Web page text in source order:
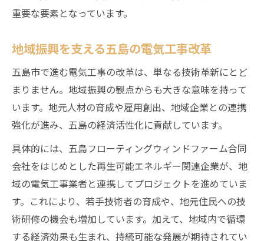
重要な要素となっています。
地域振興を支える五島の電気工事改革
五島市で進む電気工事の改革は、単なる技術革新にとど
まりません。地域振興の観点からも大きな意味を持って
います。地元人材の育成や雇用創出、地域企業との連携
強化が進み、五島の経済活性化に貢献しています。
具体的には、五島フローティングウィンドファーム合同
会社をはじめとした再生可能エネルギー関連企業が、地
域の電気工事業者と連携してプロジェクトを進めていま
す。これにより、若手技術者の育成や、地元住民への技
術研修の機会も増加しています。加えて、地域内で循環
する経済効果も生まれ、持続可能な発展が期待されてい